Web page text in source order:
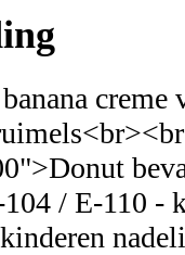
/ E-110 -